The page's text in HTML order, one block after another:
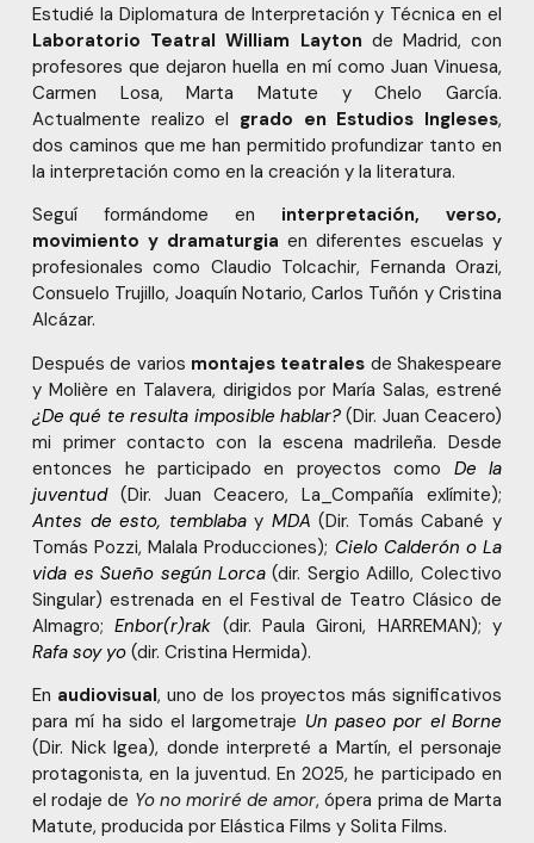
Estudié la Diplomatura de Interpretación y Técnica en el
Laboratorio Teatral William Layton de Madrid, con
profesores que dejaron huella en mí como Juan Vinuesa,
Carmen Losa, Marta Matute y Chelo García.
Actualmente realizo el grado en Estudios Ingleses,
dos caminos que me han permitido profundizar tanto en
la interpretación como en la creación y la literatura.
Seguí formándome en interpretación, verso,
movimiento y dramaturgia en diferentes escuelas y
profesionales como Claudio Tolcachir, Fernanda Orazi,
Consuelo Trujillo, Joaquín Notario, Carlos Tuñón y Cristina
Alcázar.
Después de varios montajes teatrales de Shakespeare
y Molière en Talavera, dirigidos por María Salas, estrené
¿De qué te resulta imposible hablar?(Dir. Juan Ceacero)
mi primer contacto con la escena madrileña. Desde
entonces he participado en proyectos como De la
juventud(Dir. Juan Ceacero, La_Compañía exlímite);
Antes de esto, temblabay MDA (Dir. Tomás Cabané y
Tomás Pozzi, Malala Producciones); Cielo Calderón o La
vida es Sueño según Lorca (dir. Sergio Adillo, Colectivo
Singular) estrenada en el Festival de Teatro Clásico de
Almagro;Enbor(r)rak (dir. Paula Gironi, HARREMAN); y
Rafa soy yo (dir. Cristina Hermida).
En audiovisual, uno de los proyectos más significativos
para mí ha sido el largometraje Un paseo por el Borne
(Dir. Nick Igea), donde interpreté a Martín, el personaje
protagonista, en la juventud. En 2025, he participado en
el rodaje de Yo no moriré de amor, ópera prima de Marta
Matute, producida por Elástica Films y Solita Films.